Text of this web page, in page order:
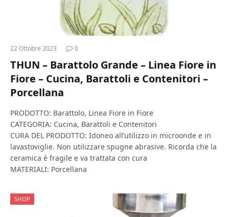
22 Ottobre 2023 0
THUN – Barattolo Grande – Linea Fiore in
Fiore – Cucina, Barattoli e Contenitori –
Porcellana
PRODOTTO: Barattolo, Linea Fiore in Fiore
CATEGORIA: Cucina, Barattoli e Contenitori
CURA DEL PRODOTTO: Idoneo all’utilizzo in microonde e in
lavastoviglie. Non utilizzare spugne abrasive. Ricorda che la
ceramica è fragile e va trattata con cura
MATERIALI: Porcellana
SHOP